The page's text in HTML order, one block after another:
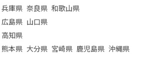
兵庫県 奈良県 和歌山県
広島県 山口県
高知県
熊本県 大分県 宮崎県 鹿児島県 沖縄県